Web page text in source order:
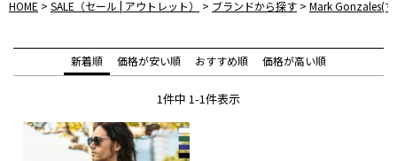
HOME SALE（セール | アウトレット） ブランドから探す Mark Gonzales(
新着順 価格が安い順 おすすめ順 価格が高い順
1件中 1-1件表示